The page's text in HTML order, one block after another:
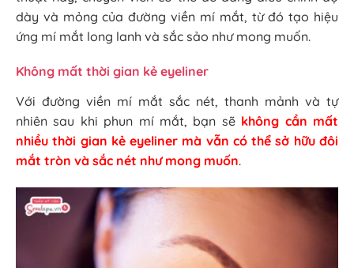
dày và mỏng của đường viền mí mắt, từ đó tạo hiệu
ứng mí mắt long lanh và sắc sảo như mong muốn.
Không mất thời gian kẻ eyeliner
Với đường viền mí mắt sắc nét, thanh mảnh và tự
nhiên sau khi phun mí mắt, bạn sẽ không cần mất
nhiều thời gian kẻ eyeliner mà vẫn có thể sở hữu đôi
mắt tròn và sắc nét như mong muốn.